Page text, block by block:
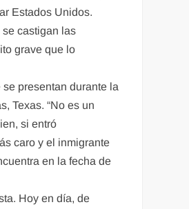
Estados Unidos.
se castigan las
grave que lo
presentan durante la
Texas. “No es un
si entró
caro y el inmigrante
en la fecha de
Hoy en día, de